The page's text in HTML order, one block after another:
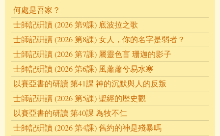
何處是吾家？
士師記硏讀 (2026 第9課) 底波拉之歌
士師記硏讀 (2026 第8課) 女人，你的名字是弱者？
士師記硏讀 (2026 第7課) 屬靈色盲 珊迦的影子
士師記硏讀 (2026 第6課) 風蕭蕭兮易水寒
以賽亞書的研讀 第41課 神的沉默與人的反叛
士師記硏讀 (2026 第5課) 聖經的歷史觀
以賽亞書的研讀 第40課 為牧不仁
士師記硏讀 (2026 第4課) 舊約的神是殘暴嗎